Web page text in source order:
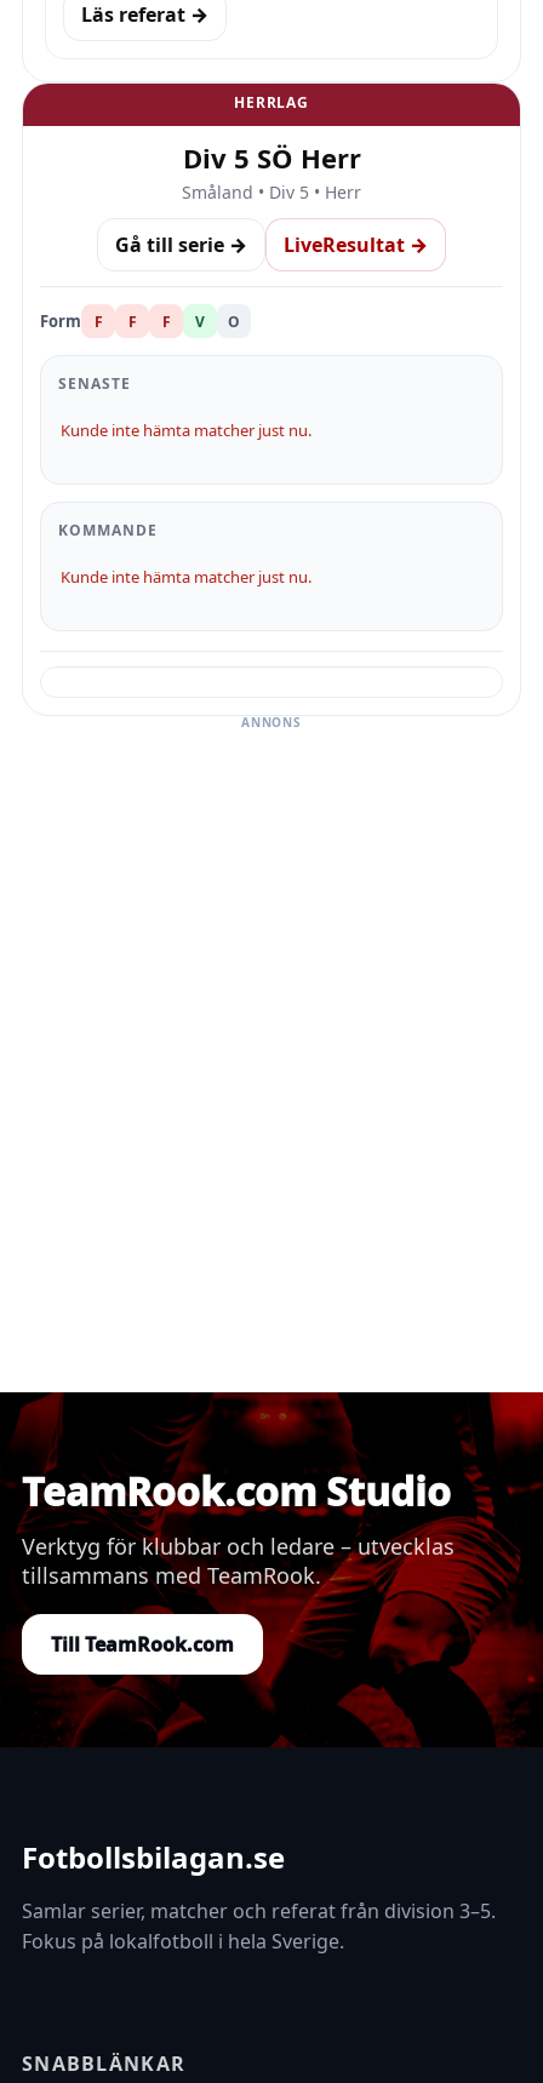
Läs referat →
HERRLAG
Div 5 SÖ Herr
Småland • Div 5 • Herr
Gå till serie → LiveResultat →
Form F F F V O
SENASTE
Kunde inte hämta matcher just nu.
KOMMANDE
Kunde inte hämta matcher just nu.
ANNONS
TeamRook.com Studio
Verktyg för klubbar och ledare – utvecklas
tillsammans med TeamRook.
Till TeamRook.com
Fotbollsbilagan.se
Samlar serier, matcher och referat från division 3–5.
Fokus på lokalfotboll i hela Sverige.
SNABBLÄNKAR